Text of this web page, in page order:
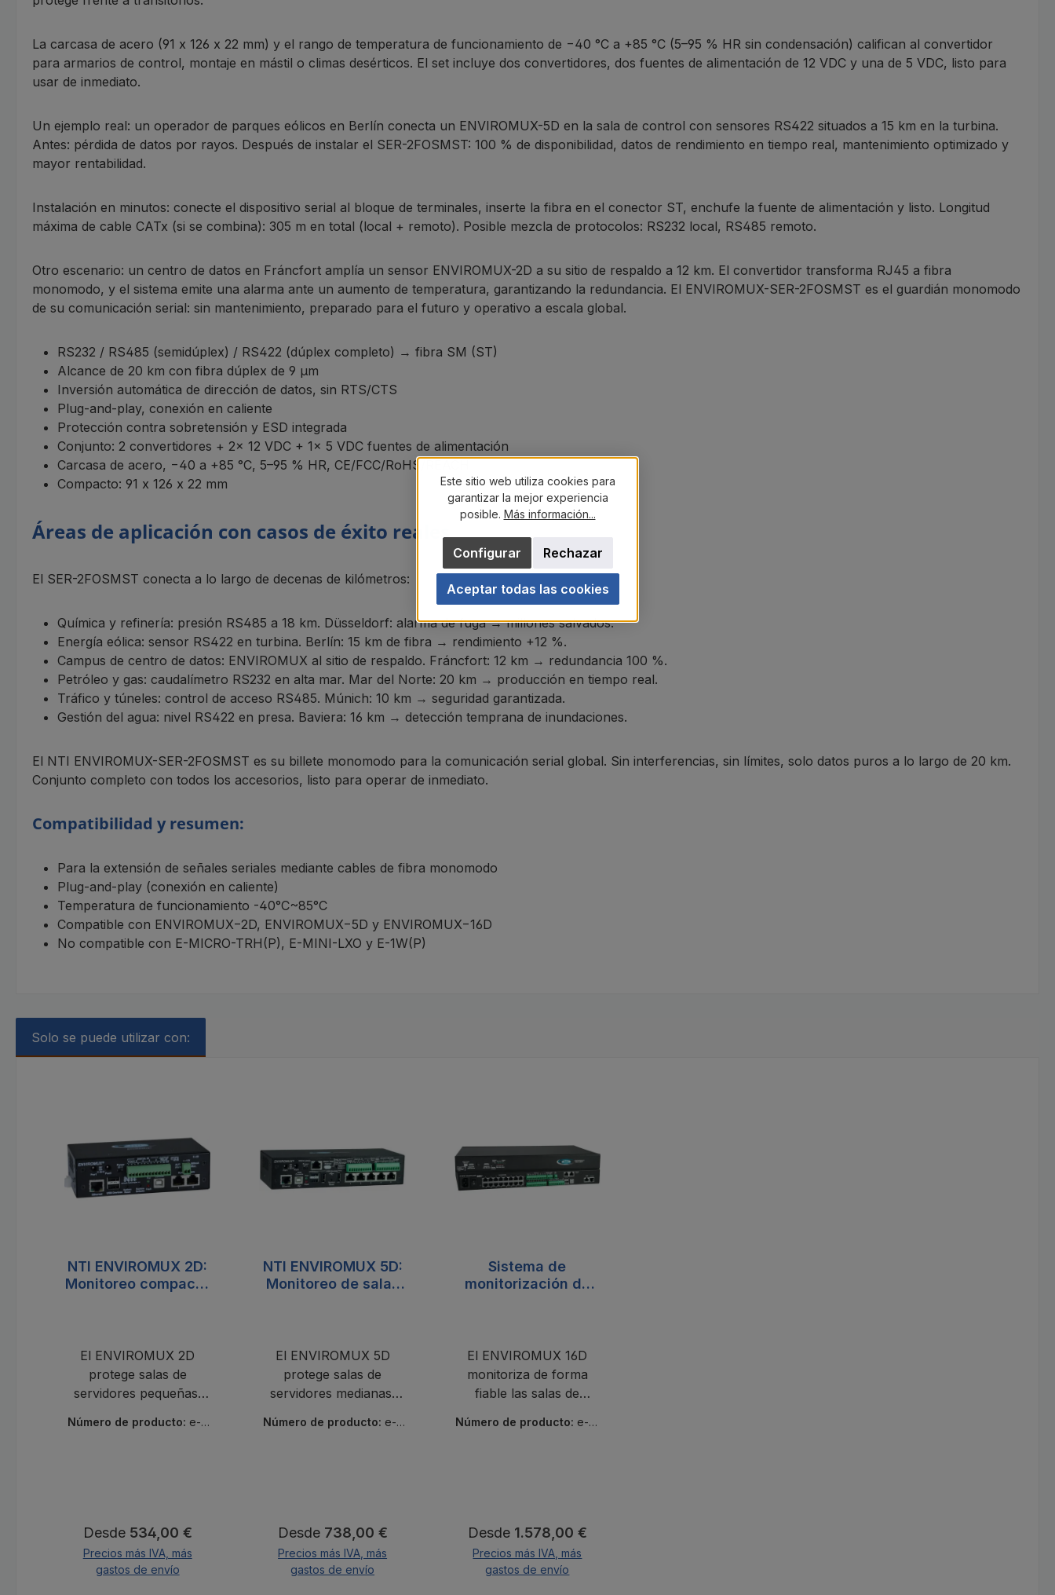
La carcasa de acero (91 x 126 x 22 mm) y el rango de temperatura de funcionamiento de −40 °C a +85 °C (5–95 % HR sin condensación) califican al convertidor
para armarios de control, montaje en mástil o climas desérticos. El set incluye dos convertidores, dos fuentes de alimentación de 12 VDC y una de 5 VDC, listo para
usar de inmediato.
Un ejemplo real: un operador de parques eólicos en Berlín conecta un ENVIROMUX-5D en la sala de control con sensores RS422 situados a 15 km en la turbina.
Antes: pérdida de datos por rayos. Después de instalar el SER-2FOSMST: 100 % de disponibilidad, datos de rendimiento en tiempo real, mantenimiento optimizado y
mayor rentabilidad.
Instalación en minutos: conecte el dispositivo serial al bloque de terminales, inserte la fibra en el conector ST, enchufe la fuente de alimentación y listo. Longitud
máxima de cable CATx (si se combina): 305 m en total (local + remoto). Posible mezcla de protocolos: RS232 local, RS485 remoto.
Otro escenario: un centro de datos en Fráncfort amplía un sensor ENVIROMUX-2D a su sitio de respaldo a 12 km. El convertidor transforma RJ45 a fibra
monomodo, y el sistema emite una alarma ante un aumento de temperatura, garantizando la redundancia. El ENVIROMUX-SER-2FOSMST es el guardián monomodo
de su comunicación serial: sin mantenimiento, preparado para el futuro y operativo a escala global.
RS232 / RS485 (semidúplex) / RS422 (dúplex completo) → fibra SM (ST)
Alcance de 20 km con fibra dúplex de 9 µm
Inversión automática de dirección de datos, sin RTS/CTS
Plug-and-play, conexión en caliente
Protección contra sobretensión y ESD integrada
Conjunto: 2 convertidores + 2× 12 VDC + 1× 5 VDC fuentes de alimentación
Carcasa de acero, −40 a +85 °C, 5–95 % HR, CE/FCC/RoHS/REACH
Compacto: 91 x 126 x 22 mm
Áreas de aplicación con casos de éxito reales
El SER-2FOSMST conecta a lo largo de decenas de kilómetros:
Química y refinería: presión RS485 a 18 km. Düsseldorf: alarma de fuga → millones salvados.
Energía eólica: sensor RS422 en turbina. Berlín: 15 km de fibra → rendimiento +12 %.
Campus de centro de datos: ENVIROMUX al sitio de respaldo. Fráncfort: 12 km → redundancia 100 %.
Petróleo y gas: caudalímetro RS232 en alta mar. Mar del Norte: 20 km → producción en tiempo real.
Tráfico y túneles: control de acceso RS485. Múnich: 10 km → seguridad garantizada.
Gestión del agua: nivel RS422 en presa. Baviera: 16 km → detección temprana de inundaciones.
El NTI ENVIROMUX-SER-2FOSMST es su billete monomodo para la comunicación serial global. Sin interferencias, sin límites, solo datos puros a lo largo de 20 km.
Conjunto completo con todos los accesorios, listo para operar de inmediato.
Compatibilidad y resumen:
Para la extensión de señales seriales mediante cables de fibra monomodo
Plug-and-play (conexión en caliente)
Temperatura de funcionamiento -40°C~85°C
Compatible con ENVIROMUX−2D, ENVIROMUX−5D y ENVIROMUX−16D
No compatible con E-MICRO-TRH(P), E-MINI-LXO y E-1W(P)
Solo se puede utilizar con:
NTI ENVIROMUX 2D:
Monitoreo compacto
El ENVIROMUX 2D
protege salas de
servidores pequeñas:
y agua. Alertas
Número de producto: e-2
Precio normal:
Desde 534,00 €
Precios más IVA, más
gastos de envío
NTI ENVIROMUX 5D:
Monitoreo de salas
El ENVIROMUX 5D
protege salas de
servidores medianas:
agua, intrusión y humo.
ampliable.
Número de producto: e-5
Precio normal:
Desde 738,00 €
Precios más IVA, más
gastos de envío
Sistema de
monitorización de
El ENVIROMUX 16D
monitoriza de forma
fiable las salas de
temperatura, humedad,
respuesta rápida.
Número de producto: e-16
Precio normal:
Desde 1.578,00 €
Precios más IVA, más
gastos de envío
Este sitio web utiliza cookies para
garantizar la mejor experiencia
posible. Más información...
Rechazar
Configurar
Aceptar todas las cookies